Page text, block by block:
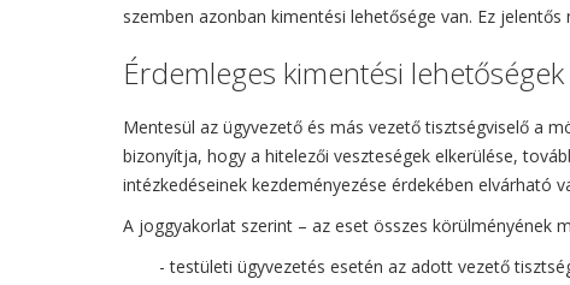
szemben azonban kimentési lehetősége van. Ez
Érdemleges kimentési
Mentesül az ügyvezető és más vezető tisztségviselő a
bizonyítja, hogy a hitelezői veszteségek elkerülése,
intézkedéseinek kezdeményezése érdekében elvárható
A joggyakorlat szerint – az eset összes körülményének
- testületi ügyvezetés esetén az adott vezető